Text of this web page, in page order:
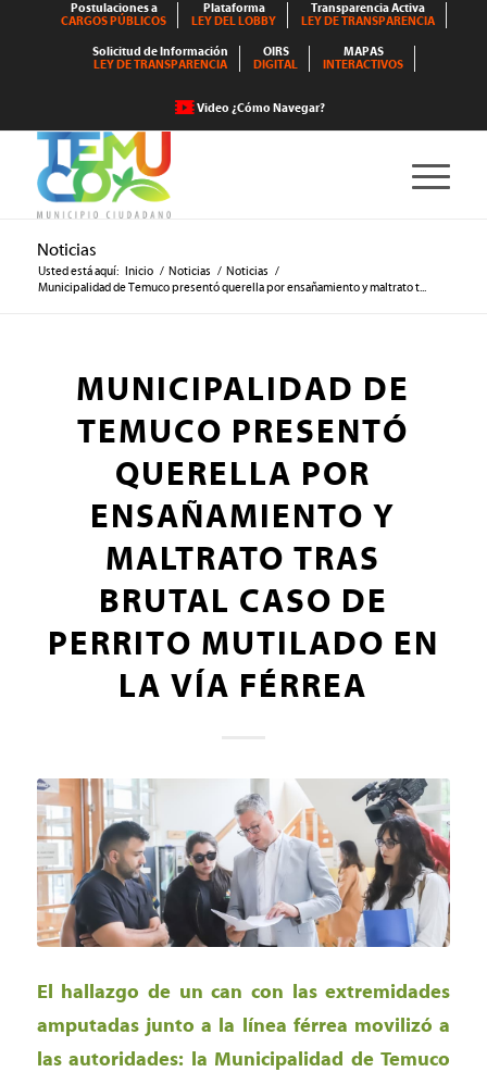
Postulaciones a
CARGOS PÚBLICOS
Plataforma
LEY DEL LOBBY
Transparencia Activa
LEY DE TRANSPARENCIA
Solicitud de Información
LEY DE TRANSPARENCIA
OIRS
DIGITAL
MAPAS
INTERACTIVOS
Video ¿Cómo Navegar?
Noticias
Usted está aquí: Inicio / Noticias / Noticias /
Municipalidad de Temuco presentó querella por ensañamiento y maltrato t...
MUNICIPALIDAD DE
TEMUCO PRESENTÓ
QUERELLA POR
ENSAÑAMIENTO Y
MALTRATO TRAS
BRUTAL CASO DE
PERRITO MUTILADO EN
LA VÍA FÉRREA
El hallazgo de un can con las extremidades
amputadas junto a la línea férrea movilizó a
las autoridades: la Municipalidad de Temuco